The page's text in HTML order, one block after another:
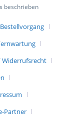
beschrieben
Bestellvorgang
Partner